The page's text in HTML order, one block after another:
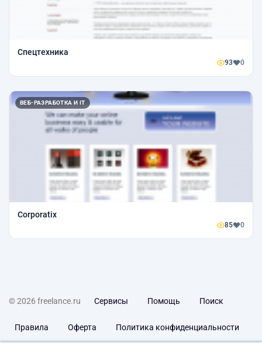
Спецтехника
93 0
ВЕБ-РАЗРАБОТКА И IT
Сorporatix
85 0
© 2026 freelance.ru Сервисы Помощь Поиск
Правила Оферта Политика конфиденциальности